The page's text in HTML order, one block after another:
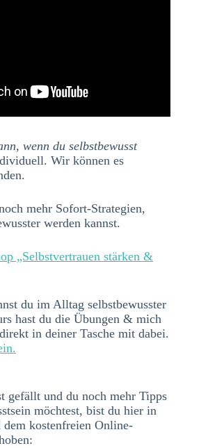
wenn du selbstbewusst
Wir können es
mehr Sofort-Strategien,
werden kannst.
„Selbstvertrauen stärken &
du im Alltag selbstbewusster
hast du die Übungen & mich
in deiner Tasche mit dabei.
gefällt und du noch mehr Tipps
möchtest, bist du hier in
kostenfreien Online-